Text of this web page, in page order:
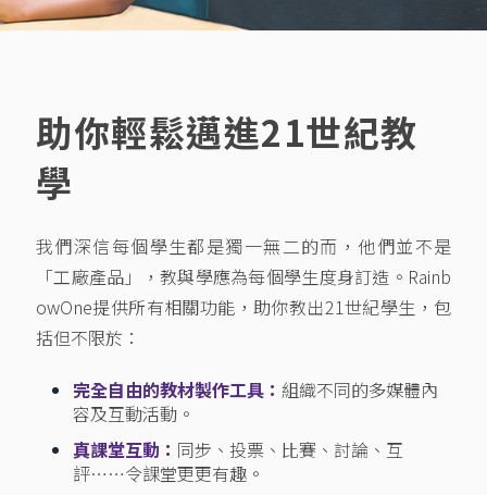
助你輕鬆邁進21世紀教
學
我們深信每個學生都是獨一無二的而，他們並不是
「工廠產品」，教與學應為每個學生度身訂造。Rainb
owOne提供所有相關功能，助你教出21世紀學生，包
括但不限於：
完全自由的教材製作工具： 組織不同的多媒體內
容及互動活動。
真課堂互動： 同步、投票、比賽、討論、互
評⋯⋯令課堂更更有趣。